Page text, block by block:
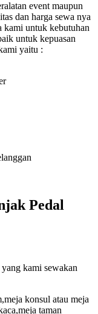
event maupun
dan harga sewa nya
kami untuk kebutuhan
untuk kepuasan
yaitu :
Pedal
kami sewakan
konsul atau meja
taman